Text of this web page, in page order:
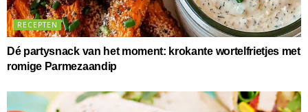
RECEPTEN
Dé partysnack van het moment: krokante wortelfrietjes met
romige Parmezaandip